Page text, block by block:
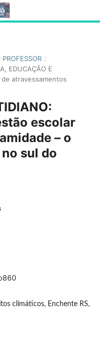
/
EDUCAÇÃO E
de atravessamentos
escolar
– o
sul do
climáticos, Enchente RS,